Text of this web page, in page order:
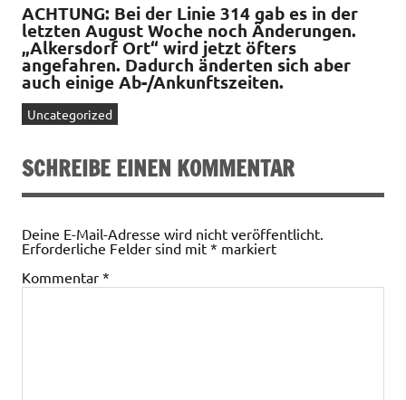
ACHTUNG: Bei der Linie 314 gab es in der
letzten August Woche noch Änderungen.
„Alkersdorf Ort“ wird jetzt öfters
angefahren. Dadurch änderten sich aber
auch einige Ab-/Ankunftszeiten.
Uncategorized
SCHREIBE EINEN KOMMENTAR
Deine E-Mail-Adresse wird nicht veröffentlicht.
Erforderliche Felder sind mit * markiert
Kommentar *